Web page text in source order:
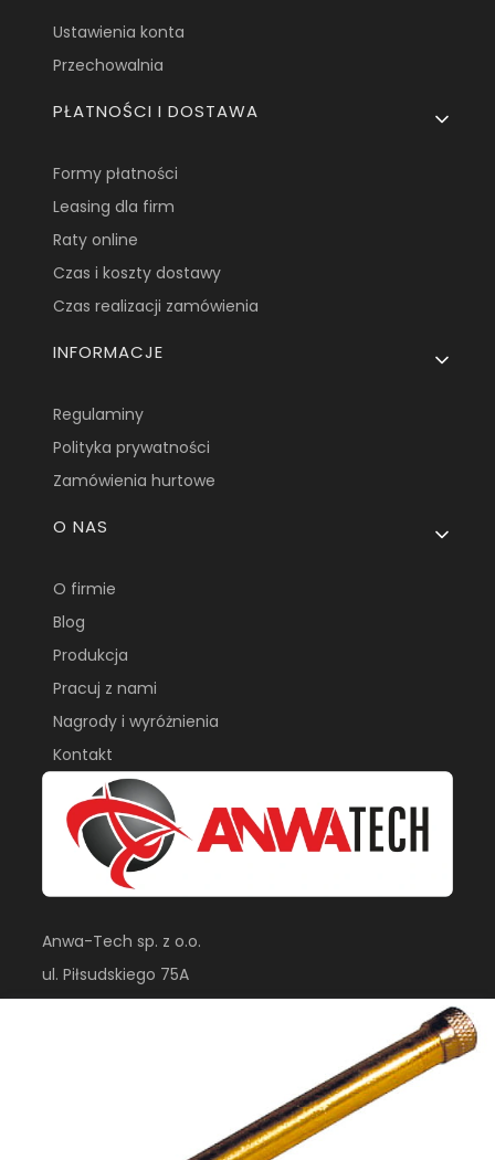
Ustawienia konta
Przechowalnia
PŁATNOŚCI I DOSTAWA
Formy płatności
Leasing dla firm
Raty online
Czas i koszty dostawy
Czas realizacji zamówienia
INFORMACJE
Regulaminy
Polityka prywatności
Zamówienia hurtowe
O NAS
O firmie
Blog
Produkcja
Pracuj z nami
Nagrody i wyróżnienia
Kontakt
Anwa-Tech sp. z o.o.
ul. Piłsudskiego 75A